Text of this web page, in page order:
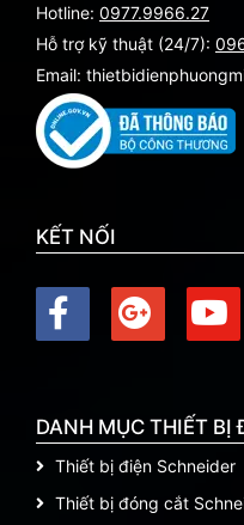
Hotline: 0977.9966.27
Hỗ trợ kỹ thuật (24/7):
Email:
KẾT NỐI
DANH MỤC THIẾT BỊ
Thiết bị điện Schneider
Thiết bị đóng cắt